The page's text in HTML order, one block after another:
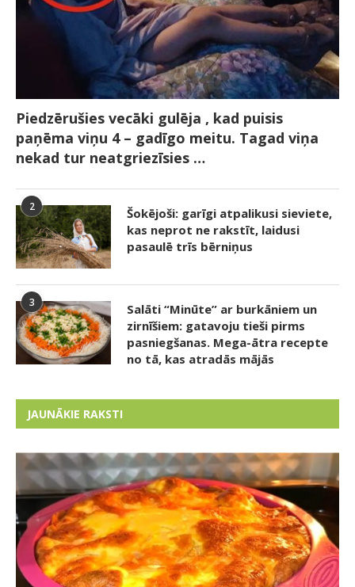
Piedzērušies vecāki gulēja , kad puisis
paņēma viņu 4 – gadīgo meitu. Tagad viņa
nekad tur neatgriezīsies …
2
Šokējoši: garīgi atpalikusi sieviete,
kas neprot ne rakstīt, laidusi
pasaulē trīs bērniņus
3
Salāti “Minūte” ar burkāniem un
zirnīšiem: gatavoju tieši pirms
pasniegšanas. Mega-ātra recepte
no tā, kas atradās mājās
JAUNĀKIE RAKSTI